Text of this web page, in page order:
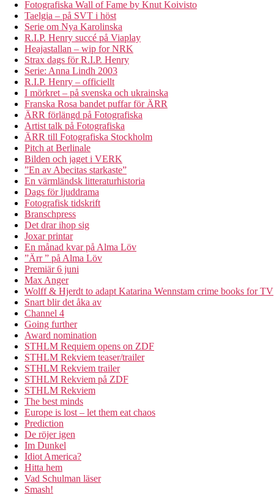
Fotografiska Wall of Fame by Knut Koivisto
Taelgia – på SVT i höst
Serie om Nya Karolinska
R.I.P. Henry succé på Viaplay
Heajastallan – wip for NRK
Strax dags för R.I.P. Henry
Serie: Anna Lindh 2003
R.I.P. Henry – officiellt
I mörkret – på svenska och ukrainska
Franska Rosa bandet puffar för ÄRR
ÄRR förlängd på Fotografiska
Artist talk på Fotografiska
ÄRR till Fotografiska Stockholm
Pitch at Berlinale
Bilden och jaget i VERK
”En av Abecitas starkaste”
En värmländsk litteraturhistoria
Dags för ljuddrama
Fotografisk tidskrift
Branschpress
Det drar ihop sig
Joxar printar
En månad kvar på Alma Löv
”Ärr ” på Alma Löv
Premiär 6 juni
Max Anger
Wolff & Hjerdt to adapt Katarina Wennstam crime books for TV
Snart blir det åka av
Channel 4
Going further
Award nomination
STHLM Requiem opens on ZDF
STHLM Rekviem teaser/trailer
STHLM Rekviem trailer
STHLM Rekviem på ZDF
STHLM Rekviem
The best minds
Europe is lost – let them eat chaos
Prediction
De röjer igen
Im Dunkel
Idiot America?
Hitta hem
Vad Schulman läser
Smash!